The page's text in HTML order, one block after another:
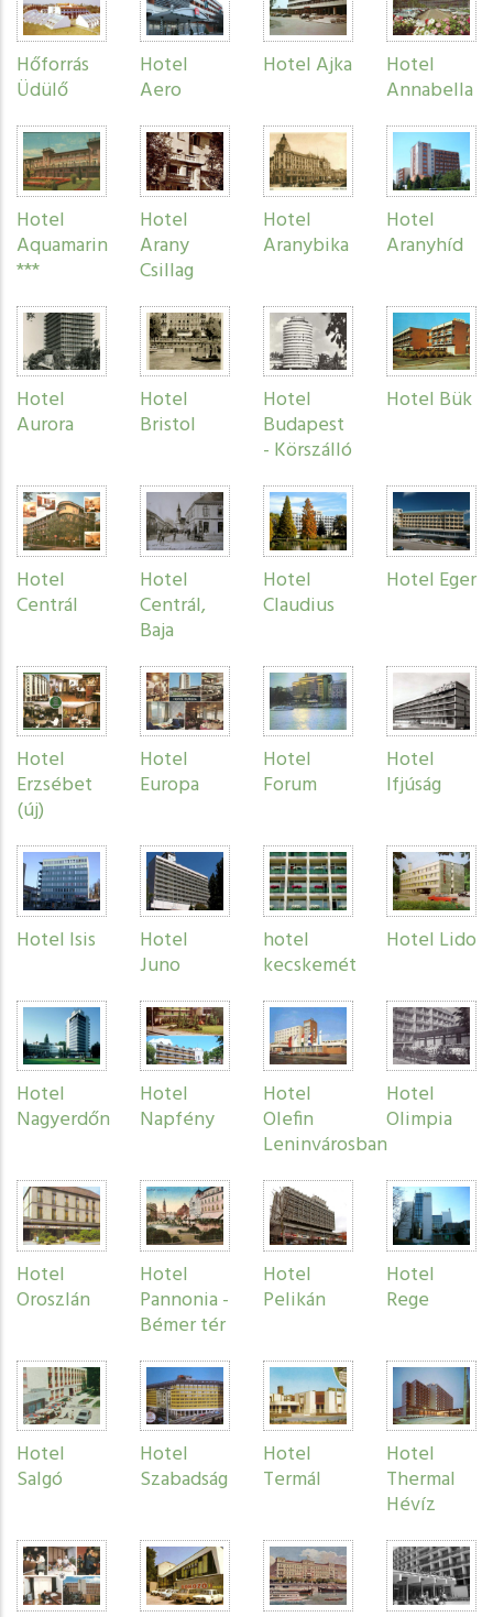
Hőforrás
Üdülő
Hotel
Aero
Hotel Ajka Hotel
Annabella
Hotel
Aquamarin
***
Hotel
Arany
Csillag
Hotel
Aranybika
Hotel
Aranyhíd
Hotel
Aurora
Hotel
Bristol
Hotel
Budapest
- Körszálló
Hotel Bük
Hotel
Centrál
Hotel
Centrál,
Baja
Hotel
Claudius
Hotel Eger
Hotel
Erzsébet
(új)
Hotel
Europa
Hotel
Forum
Hotel
Ifjúság
Hotel Isis Hotel
Juno
hotel
kecskemét
Hotel Lido
Hotel
Nagyerdőn
Hotel
Napfény
Hotel
Olefin
Leninvárosban
Hotel
Olimpia
Hotel
Oroszlán
Hotel
Pannonia -
Bémer tér
Hotel
Pelikán
Hotel
Rege
Hotel
Salgó
Hotel
Szabadság
Hotel
Termál
Hotel
Thermal
Hévíz